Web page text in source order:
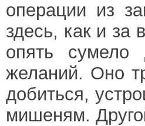
операции из
здесь, как и
опять сумело
желаний. Оно
добиться,
мишеням.